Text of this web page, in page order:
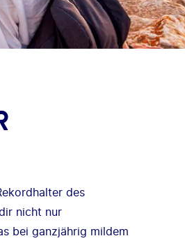
des
nicht nur
bei ganzjährig mildem